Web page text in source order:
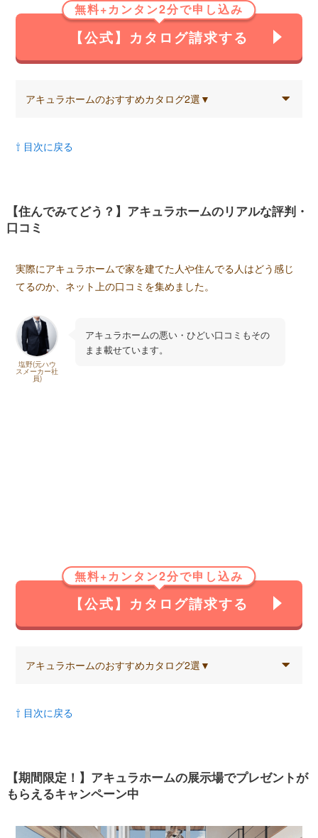
無料+カンタン2分で申し込み
【公式】カタログ請求する
アキュラホームのおすすめカタログ2選▼
⇧ 目次に戻る
【住んでみてどう？】アキュラホームのリアルな評判・
口コミ
実際にアキュラホームで家を建てた人や住んでる人はどう感じ
てるのか、ネット上の口コミを集めました。
塩野(元ハウ
スメーカー社
員)
アキュラホームの悪い・ひどい口コミもその
まま載せています。
無料+カンタン2分で申し込み
【公式】カタログ請求する
アキュラホームのおすすめカタログ2選▼
⇧ 目次に戻る
【期間限定！】アキュラホームの展示場でプレゼントが
もらえるキャンペーン中